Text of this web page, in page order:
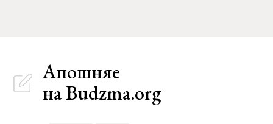
Апошняе
на Budzma.org